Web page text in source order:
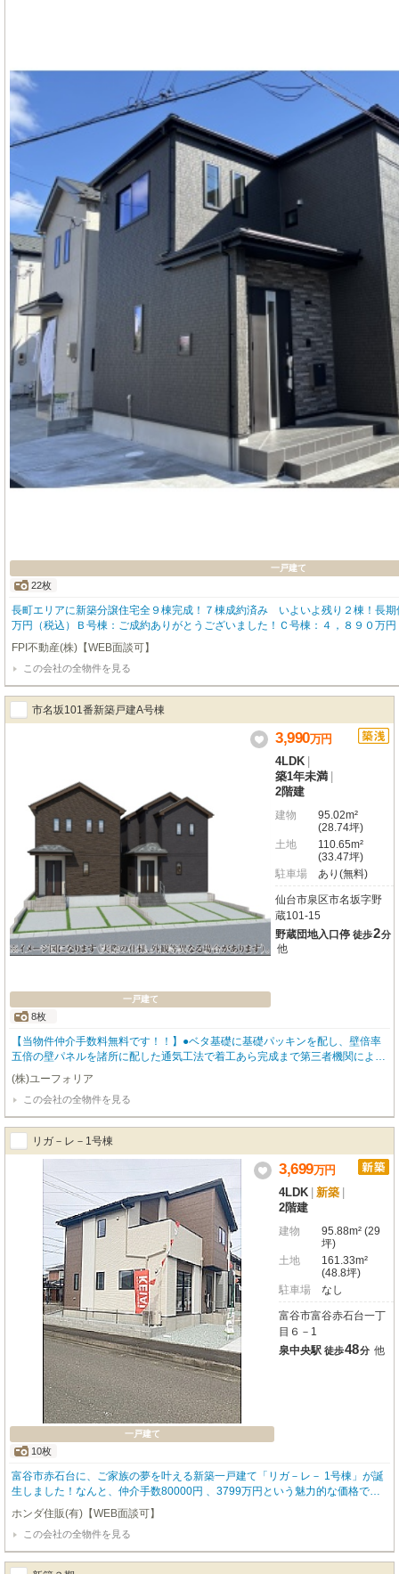
一戸建て
22枚
長町エリアに新築分譲住宅全９棟完成！７棟成約済み いよいよ残り２棟！長
万円（税込）Ｂ号棟：ご成約ありがとうございました！Ｃ号棟：４，８９０万
特典付キャンペーン実施中！ 特典１：住宅購入支援！ 特典２：家財購入支
付内覧会開催 2026年8月04日（火）～8月18日（火） 10:00～16：00 予約
園 徒歩９分！●長町小学校 徒歩７分！●長町中学校 徒歩９分！●ローソン
長町店 徒歩９分！
FPI不動産(株)【WEB面談可】
この会社の全物件を見る
市名坂101番新築戸建A号棟
一戸建て
8枚
3,990万円
4LDK
築1年未満
2階建
建物
95.02m²
(28.74坪)
土地
110.65m²
(33.47坪)
駐車場
あり(無料)
仙台市泉区市名坂字野
蔵101-15
野蔵団地入口停 徒歩2分
他
【当物件仲介手数料無料です！！】●ベタ基礎に基礎パッキンを配し、壁倍率
五倍の壁パネルを諸所に配した通気工法で着工あら完成まで第三者機関による
計四回の検査を通過した物件のみ引き渡している為地震に強い家です●住宅性
能表示制度最高等級取得（設計住宅性能評価＋建設住宅性能評価）、長期優良
住宅認定物件（耐震、省エネ性等高い）、フラット35適合証明書あり
(株)ユーフォリア
この会社の全物件を見る
リガ－レ－1号棟
一戸建て
10枚
3,699万円
4LDK 新築
2階建
建物
95.88m² (29
坪)
土地
161.33m²
(48.8坪)
駐車場
なし
富谷市富谷赤石台一丁
目６－1
泉中央駅 徒歩48分 他
富谷市赤石台に、ご家族の夢を叶える新築一戸建て「リガ－レ－ 1号棟」が誕
生しました！なんと、仲介手数80000円 、3799万円という魅力的な価格でご
紹介いたします。南向きの角地に位置し、陽光あふれる明るい毎日が期待でき
ますね。広々とした17.6帖のLDKは、ご家族が自然と集まる温かい空間に。全
居室フローリングで、快適にお過ごしいただけます。明石台こども園まで徒歩
3分、東向陽台中学校まで徒歩2分と、お子様の通学も安心の距離。コンビニや
郵便局も近く、日々の暮らしに便利な閑静な住宅街です。将来、医科薬科大学
ホンダ住販(有)【WEB面談可】
この会社の全物件を見る